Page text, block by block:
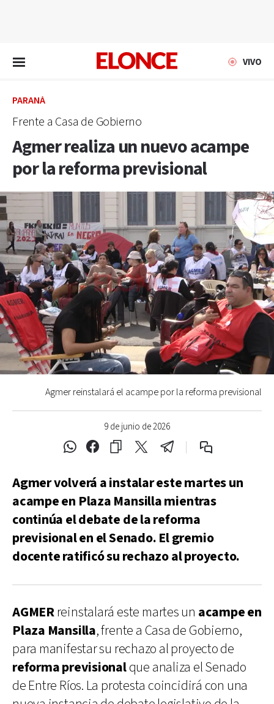
VIVO
PARANÁ
Frente a Casa de Gobierno
Agmer realiza un nuevo acampe
por la reforma previsional
9 de junio de 2026
Agmer reinstalará el acampe por la reforma previsional
Agmer volverá a instalar este martes un
acampe en Plaza Mansilla mientras
continúa el debate de la reforma
previsional en el Senado. El gremio
docente ratificó su rechazo al proyecto.
AGMERreinstalará este martes un acampe en
Plaza Mansilla, frente a Casa de Gobierno,
para manifestar su rechazo al proyecto de
reforma previsionalque analiza el Senado
de Entre Ríos. La protesta coincidirá con una